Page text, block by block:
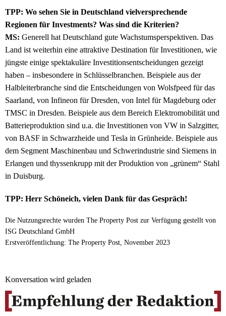
TPP: Wo sehen Sie in Deutschland vielversprechende
Regionen für Investments? Was sind die Kriterien?
MS: Generell hat Deutschland gute Wachstumsperspektiven. Das
Land ist weiterhin eine attraktive Destination für Investitionen, wie
jüngste einige spektakuläre Investitionsentscheidungen gezeigt
haben – insbesondere in Schlüsselbranchen. Beispiele aus der
Halbleiterbranche sind die Entscheidungen von Wolsfpeed für das
Saarland, von Infineon für Dresden, von Intel für Magdeburg oder
TMSC in Dresden. Beispiele aus dem Bereich Elektromobilität und
Batterieproduktion sind u.a. die Investitionen von VW in Salzgitter,
von BASF in Schwarzheide und Tesla in Grünheide. Beispiele aus
dem Segment Maschinenbau und Schwerindustrie sind Siemens in
Erlangen und thyssenkrupp mit der Produktion von „grünem“ Stahl
in Duisburg.
TPP: Herr Schöneich, vielen Dank für das Gespräch!
Die Nutzungsrechte wurden The Property Post zur Verfügung gestellt von
ISG Deutschland GmbH
Erstveröffentlichung: The Property Post, November 2023
Konversation wird geladen